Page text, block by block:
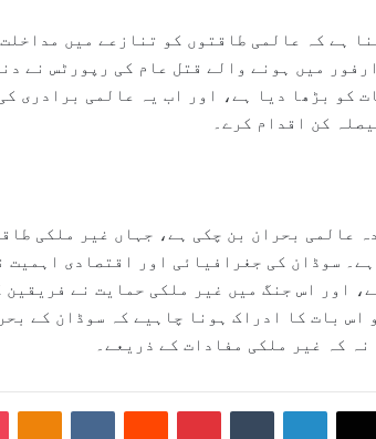
ہے کہ عالمی طاقتوں کو تنازعے میں
میں ہونے والے قتل عام کی رپورٹس نے
کو بڑھا دیا ہے، اور اب یہ عالمی برادری
کن اقدام کرے۔
عالمی بحران بن چکی ہے، جہاں غیر ملکی
سوڈان کی جغرافیائی اور اقتصادی اہمیت
اور اس جنگ میں غیر ملکی حمایت نے
اس بات کا ادراک ہونا چاہیے کہ سوڈان کے
کہ غیر ملکی مفادات کے ذریعے۔
X
LinkedIn
VKontakte